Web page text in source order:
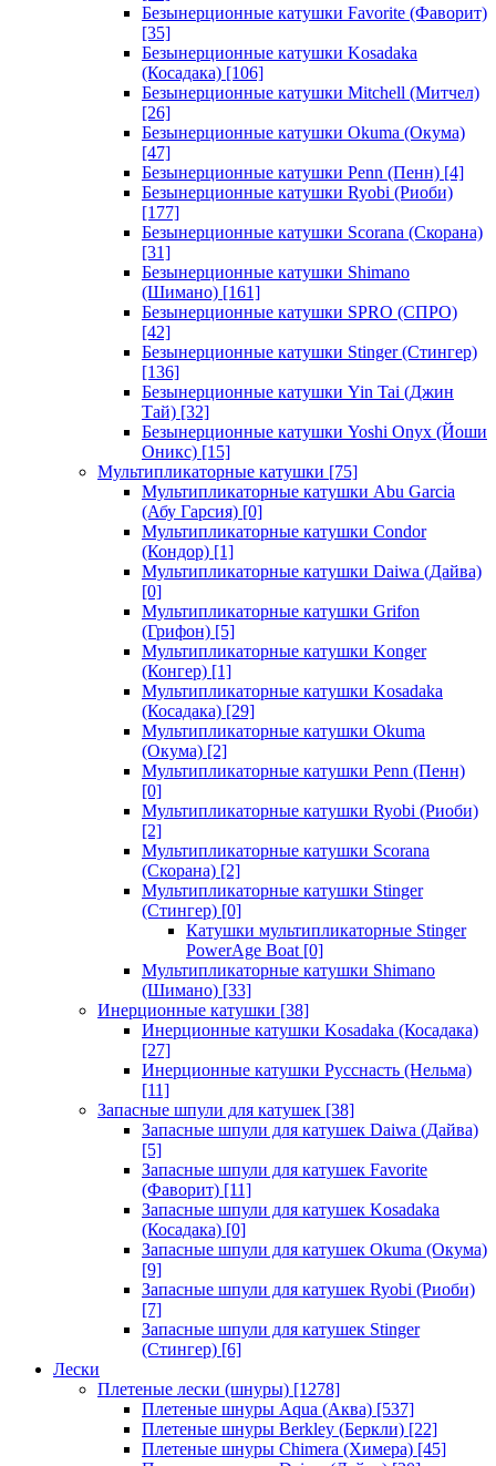
Безынерционные катушки Favorite (Фаворит)
[35]
Безынерционные катушки Kosadaka
(Косадака) [106]
Безынерционные катушки Mitchell (Митчел)
[26]
Безынерционные катушки Okuma (Окума)
[47]
Безынерционные катушки Penn (Пенн) [4]
Безынерционные катушки Ryobi (Риоби)
[177]
Безынерционные катушки Scorana (Скорана)
[31]
Безынерционные катушки Shimano
(Шимано) [161]
Безынерционные катушки SPRO (СПРО)
[42]
Безынерционные катушки Stinger (Стингер)
[136]
Безынерционные катушки Yin Tai (Джин
Тай) [32]
Безынерционные катушки Yoshi Onyx (Йоши
Оникс) [15]
Мультипликаторные катушки [75]
Мультипликаторные катушки Abu Garcia
(Абу Гарсия) [0]
Мультипликаторные катушки Condor
(Кондор) [1]
Мультипликаторные катушки Daiwa (Дайва)
[0]
Мультипликаторные катушки Grifon
(Грифон) [5]
Мультипликаторные катушки Konger
(Конгер) [1]
Мультипликаторные катушки Kosadaka
(Косадака) [29]
Мультипликаторные катушки Okuma
(Окума) [2]
Мультипликаторные катушки Penn (Пенн)
[0]
Мультипликаторные катушки Ryobi (Риоби)
[2]
Мультипликаторные катушки Scorana
(Скорана) [2]
Мультипликаторные катушки Stinger
(Стингер) [0]
Катушки мультипликаторные Stinger
PowerAge Boat [0]
Мультипликаторные катушки Shimano
(Шимано) [33]
Инерционные катушки [38]
Инерционные катушки Kosadaka (Косадака)
[27]
Инерционные катушки Русснасть (Нельма)
[11]
Запасные шпули для катушек [38]
Запасные шпули для катушек Daiwa (Дайва)
[5]
Запасные шпули для катушек Favorite
(Фаворит) [11]
Запасные шпули для катушек Kosadaka
(Косадака) [0]
Запасные шпули для катушек Okuma (Окума)
[9]
Запасные шпули для катушек Ryobi (Риоби)
[7]
Запасные шпули для катушек Stinger
(Стингер) [6]
Лески
Плетеные лески (шнуры) [1278]
Плетеные шнуры Aqua (Аква) [537]
Плетеные шнуры Berkley (Беркли) [22]
Плетеные шнуры Chimera (Химера) [45]